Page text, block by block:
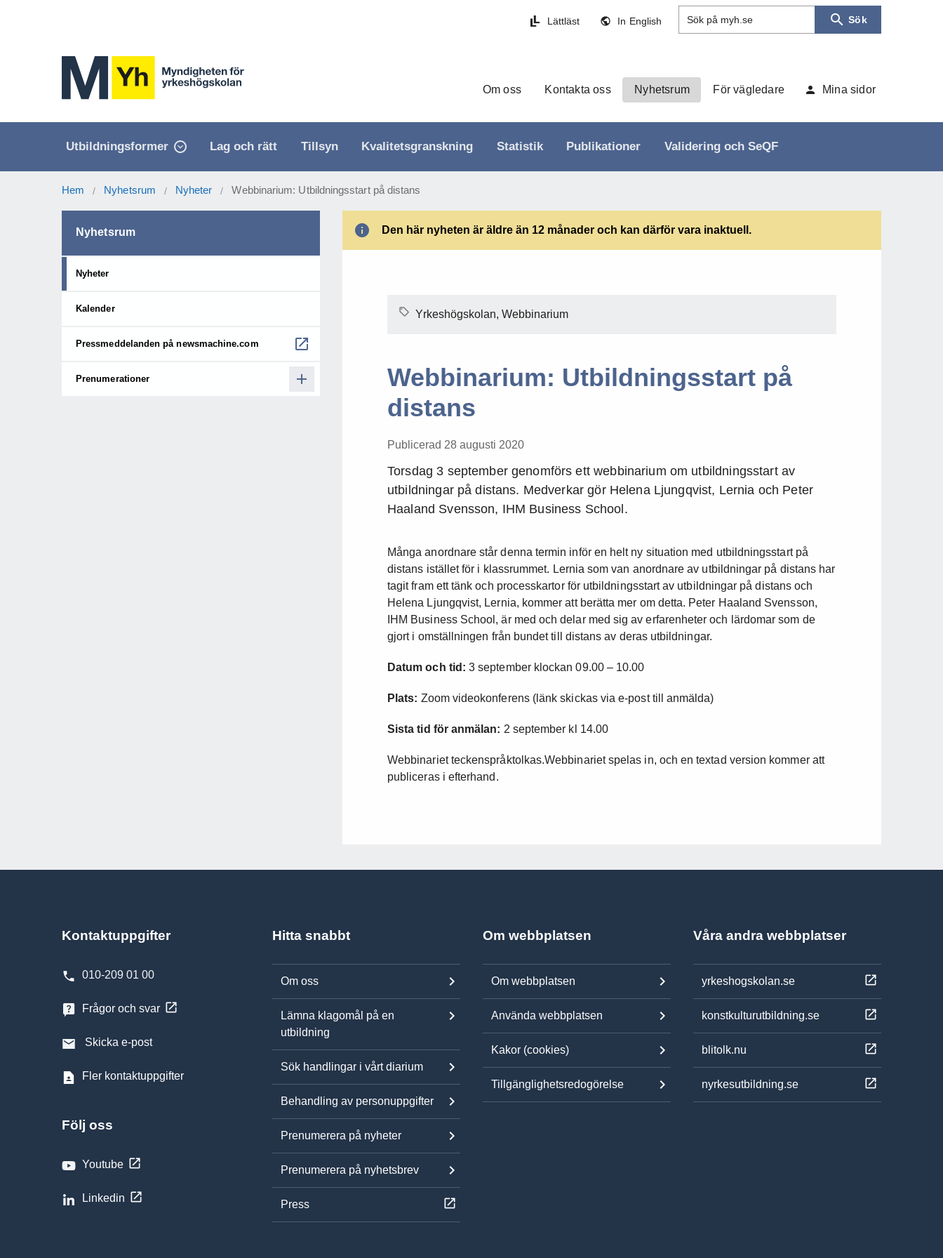
Lättläst In English Sök på myh.se Sök
Om oss Kontakta oss Nyhetsrum För vägledare Mina sidor
Utbildningsformer Lag och rätt Tillsyn Kvalitetsgranskning Statistik Publikationer Validering och SeQF
Hem / Nyhetsrum / Nyheter / Webbinarium: Utbildningsstart på distans
Den här nyheten är äldre än 12 månader och kan därför vara inaktuell.
Yrkeshögskolan, Webbinarium
Webbinarium: Utbildningsstart på
distans
Publicerad 28 augusti 2020
Torsdag 3 september genomförs ett webbinarium om utbildningsstart av
utbildningar på distans. Medverkar gör Helena Ljungqvist, Lernia och Peter
Haaland Svensson, IHM Business School.
Många anordnare står denna termin inför en helt ny situation med utbildningsstart på
distans istället för i klassrummet. Lernia som van anordnare av utbildningar på distans har
tagit fram ett tänk och processkartor för utbildningsstart av utbildningar på distans och
Helena Ljungqvist, Lernia, kommer att berätta mer om detta. Peter Haaland Svensson,
IHM Business School, är med och delar med sig av erfarenheter och lärdomar som de
gjort i omställningen från bundet till distans av deras utbildningar.
Datum och tid: 3 september klockan 09.00 – 10.00
Plats: Zoom videokonferens (länk skickas via e-post till anmälda)
Sista tid för anmälan: 2 september kl 14.00
Webbinariet teckenspråktolkas.Webbinariet spelas in, och en textad version kommer att
publiceras i efterhand.
Nyhetsrum
Nyheter
Kalender
Pressmeddelanden på newsmachine.com
Prenumerationer
Kontaktuppgifter
010-209 01 00
Frågor och svar
Skicka e-post
Fler kontaktuppgifter
Följ oss
Youtube
Linkedin
Hitta snabbt
Om oss
Lämna klagomål på en
utbildning
Sök handlingar i vårt diarium
Behandling av personuppgifter
Prenumerera på nyheter
Prenumerera på nyhetsbrev
Press
Om webbplatsen
Om webbplatsen
Använda webbplatsen
Kakor (cookies)
Tillgänglighetsredogörelse
Våra andra webbplatser
yrkeshogskolan.se
konstkulturutbildning.se
blitolk.nu
nyrkesutbildning.se